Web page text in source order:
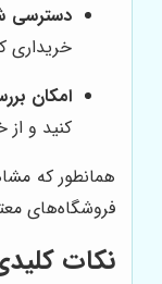
دسترسی
خریداری
امکان
کنید و
همانطور که
فروشگاه‌های
نکات